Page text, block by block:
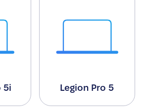
5i Legion Pro 5